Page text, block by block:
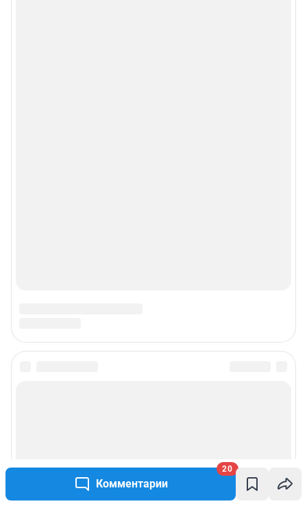
Комментарии
20